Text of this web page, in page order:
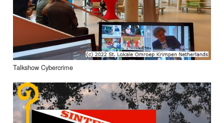
Talkshow Cybercrime